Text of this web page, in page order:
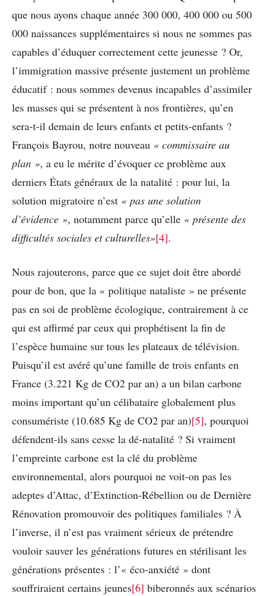
que nous ayons chaque année 300 000, 400 000 ou 500
000 naissances supplémentaires si nous ne sommes pas
capables d’éduquer correctement cette jeunesse ? Or,
l’immigration massive présente justement un problème
éducatif : nous sommes devenus incapables d’assimiler
les masses qui se présentent à nos frontières, qu’en
sera-t-il demain de leurs enfants et petits-enfants ?
François Bayrou, notre nouveau « commissaire au
plan », a eu le mérite d’évoquer ce problème aux
derniers États généraux de la natalité : pour lui, la
solution migratoire n’est « pas une solution
d’évidence », notamment parce qu’elle « présente des
difficultés sociales et culturelles»[4].
Nous rajouterons, parce que ce sujet doit être abordé
pour de bon, que la « politique nataliste » ne présente
pas en soi de problème écologique, contrairement à ce
qui est affirmé par ceux qui prophétisent la fin de
l’espèce humaine sur tous les plateaux de télévision.
Puisqu’il est avéré qu’une famille de trois enfants en
France (3.221 Kg de CO2 par an) a un bilan carbone
moins important qu’un célibataire globalement plus
consumériste (10.685 Kg de CO2 par an)[5], pourquoi
défendent-ils sans cesse la dé-natalité ? Si vraiment
l’empreinte carbone est la clé du problème
environnemental, alors pourquoi ne voit-on pas les
adeptes d’Attac, d’Extinction-Rébellion ou de Dernière
Rénovation promouvoir des politiques familiales ? À
l’inverse, il n’est pas vraiment sérieux de prétendre
vouloir sauver les générations futures en stérilisant les
générations présentes : l’« éco-anxiété » dont
souffriraient certains jeunes[6] biberonnés aux scénarios